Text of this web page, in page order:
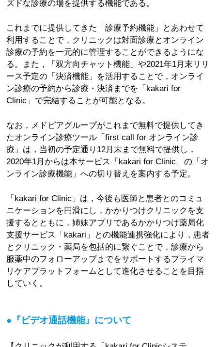
ズドな診療の場を提供する機能である。
これまでに提供してきた「診療予約機能」とあわせて
利用することで，クリニックは対面診療とオンライン
診療の予約を一元的に管理することができるようにな
る。また，「双方向チャット機能」や2021年1月末リリ
ース予定の「決済機能」を活用することで，オンライ
ン診療の予約から診療・決済までを「kakari for
Clinic」で完結することが可能となる。
なお，メドピアグループがこれまで無料で提供してき
たオンライン診療ツール「first call for オンライン診
療」は，当初の予定通り12月末まで無料で提供し，
2020年1月からは本サービス「kakari for Clinic」の「オ
ンライン診療機能」への切り替えを案内する予定。
「kakari for Clinic」は，今後も医師と患者とのコミュ
ニケーションを円滑にし，かかりつけクリニックを支
援するとともに，姉妹アプリであるかかりつけ薬局化
支援サービス「kakari」との機能連携強化により，患者
とクリニック・薬局を包括的に繋ぐことで，診療から
服薬中のフォローアップまでをサポートするプライマ
リケアプラットフォームとして進化させることを目指
していく。
●『ビデオ通話機能』について